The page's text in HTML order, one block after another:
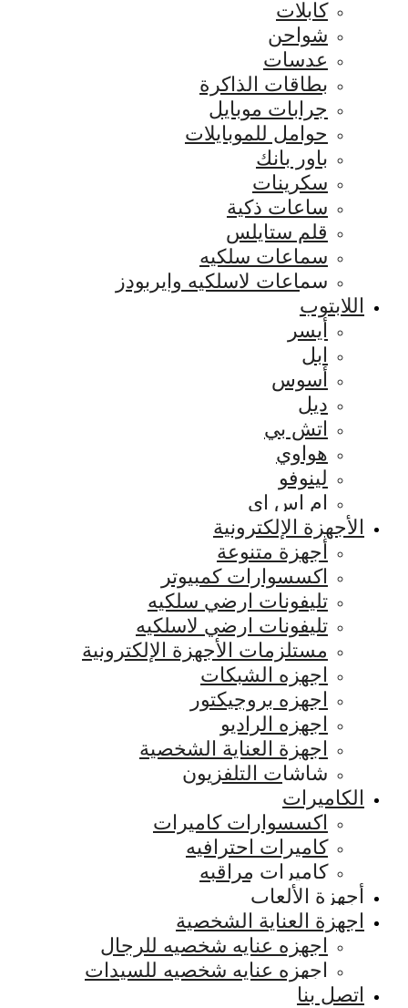
كابلات
شواحن
عدسات
بطاقات الذاكرة
جرابات موبايل
حوامل للموبايلات
باور بانك
سكرينات
ساعات ذكية
قلم ستايلس
سماعات سلكيه
سماعات لاسلكيه وايربودز
اللابتوب
أيسر
ابل
أسوس
ديل
اتش بي
هواوي
لينوفو
ام اس اي
الأجهزة الإلكترونية
أجهزة متنوعة
اكسسوارات كمبيوتر
تليفونات ارضي سلكيه
تليفونات ارضي لاسلكيه
مستلزمات الأجهزة الإلكترونية
اجهزه الشبكات
اجهزه بروجيكتور
اجهزه الراديو
اجهزة العناية الشخصية
شاشات التلفزيون
الكاميرات
اكسسوارات كاميرات
كاميرات احترافيه
كاميرات مراقبه
أجهزة الألعاب
اجهزة العناية الشخصية
اجهزه عنايه شخصيه للرجال
اجهزه عنايه شخصيه للسيدات
اتصل بنا